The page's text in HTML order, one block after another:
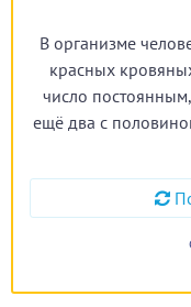
В организме
красных
число
ещё два с